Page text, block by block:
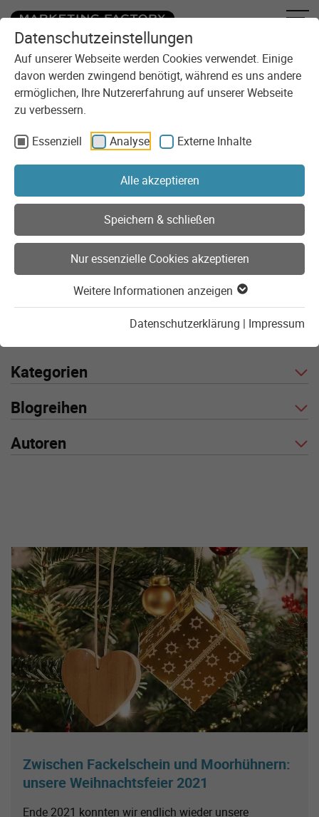
Datenschutzeinstellungen
Auf unserer Webseite werden Cookies verwendet. Einige
davon werden zwingend benötigt, während es uns andere
ermöglichen, Ihre Nutzererfahrung auf unserer Webseite
zu verbessern.
Essenziell
Analyse Externe Inhalte
Alle akzeptieren
Speichern & schließen
Nur essenzielle Cookies akzeptieren
Weitere Informationen anzeigen
Datenschutzerklärung | Impressum
Zum Inhalt springen
Sie sind here:
Frisch gebloggt
Seit 30 Jahren realisieren wir digitale Lösungen für unsere
Kunden. Im Blog der Marketing Factory erfahrt Ihr, was uns
bewegt und womit wir uns beschäftigen. Wir geben
Einblicke in unseren Agentur-Alltag, teilen unser Wissen und
unsere Erfahrungen und reden Klartext bei strittigen
Suche nach Blogbeiträgen
Kategorien
Blogreihen
Autoren
Zwischen Fackelschein und Moorhühnern:
unsere Weihnachtsfeier 2021
Ende 2021 konnten wir endlich wieder unsere